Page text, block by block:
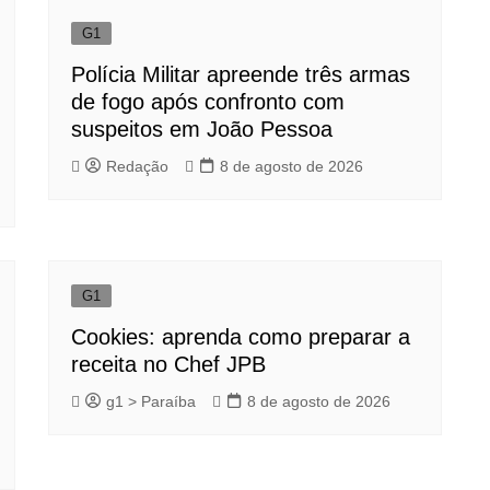
G1
Polícia Militar apreende três armas
de fogo após confronto com
suspeitos em João Pessoa
Redação 8 de agosto de 2026
G1
Cookies: aprenda como preparar a
receita no Chef JPB
g1 > Paraíba 8 de agosto de 2026